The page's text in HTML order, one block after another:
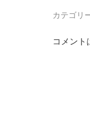
カテゴリ
コメント